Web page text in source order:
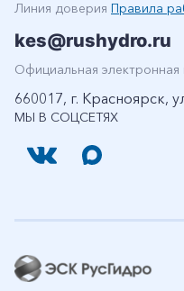
МЫ В СОЦСЕТЯХ
Линия доверия Правила
kes@rushydro.ru
Официальная электронная
660017, г. Красноярск,